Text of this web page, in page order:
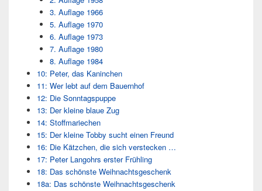
3. Auflage 1966
5. Auflage 1970
6. Auflage 1973
7. Auflage 1980
8. Auflage 1984
10: Peter, das Kaninchen
11: Wer lebt auf dem Bauernhof
12: Die Sonntagspuppe
13: Der kleine blaue Zug
14: Stoffmariechen
15: Der kleine Tobby sucht einen Freund
16: Die Kätzchen, die sich verstecken …
17: Peter Langohrs erster Frühling
18: Das schönste Weihnachtsgeschenk
18a: Das schönste Weihnachtsgeschenk